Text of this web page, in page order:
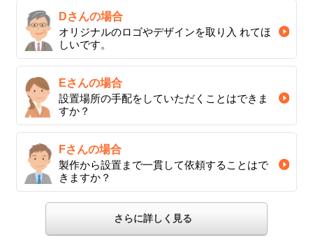
Dさんの場合
オリジナルのロゴやデザインを取り入 れてほ
しいです。
Eさんの場合
設置場所の手配をしていただくことはできま
すか？
Fさんの場合
製作から設置まで一貫して依頼することはで
きますか？
さらに詳しく見る